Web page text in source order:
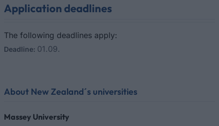
Application deadlines
The following deadlines apply:
Deadline: 01.09.
About New Zealand´s universities
Massey University